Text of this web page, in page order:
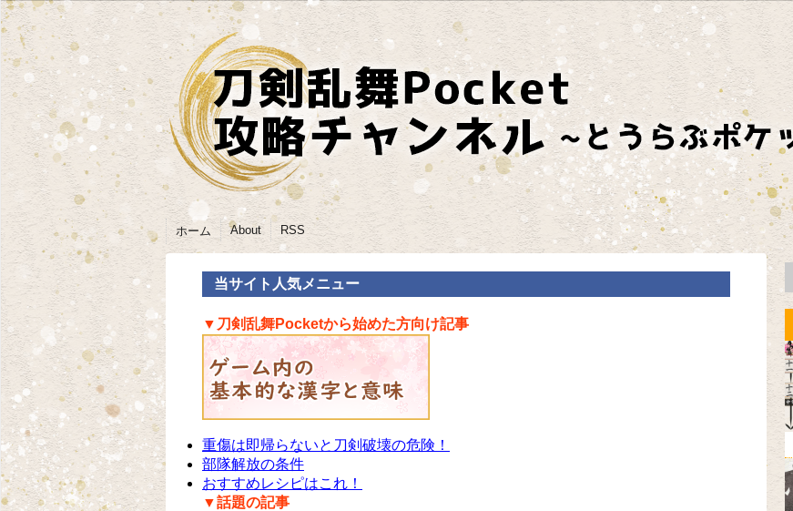
ホーム About RSS
当サイト人気メニュー
▼刀剣乱舞Pocketから始めた方向け記事
重傷は即帰らないと刀剣破壊の危険！
部隊解放の条件
おすすめレシピはこれ！
▼話題の記事